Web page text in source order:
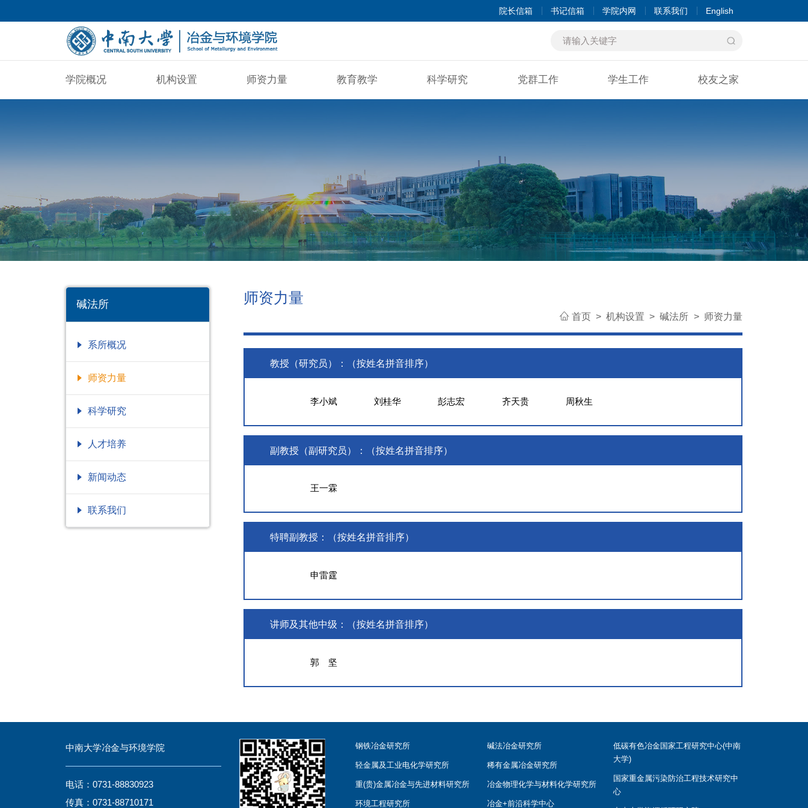
院长信箱 书记信箱 学院内网 联系我们 English
学院概况 机构设置 师资力量 教育教学 科学研究 党群工作 学生工作 校友之家
碱法所
系所概况
师资力量
科学研究
人才培养
新闻动态
联系我们
师资力量
首页 > 机构设置 > 碱法所 > 师资力量
教授（研究员）：（按姓名拼音排序）
李小斌 刘桂华 彭志宏 齐天贵 周秋生
副教授（副研究员）：（按姓名拼音排序）
王一霖
特聘副教授：（按姓名拼音排序）
申雷霆
讲师及其他中级：（按姓名拼音排序）
郭 坚
中南大学冶金与环境学院
电话：0731-88830923
传真：0731-88710171
钢铁冶金研究所 碱法冶金研究所
轻金属及工业电化学研究所 稀有金属冶金研究所
重(贵)金属冶金与先进材料研究所 冶金物理化学与材料化学研究所
环境工程研究所 冶金+前沿科学中心
低碳有色冶金国家工程研究中心(中南
大学)
国家重金属污染防治工程技术研究中
心